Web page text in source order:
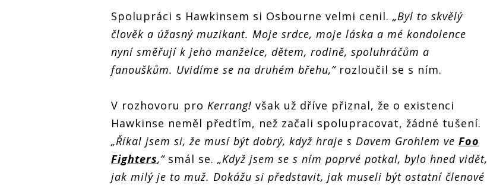
Spolupráci s Hawkinsem si Osbourne velmi cenil. „Byl to skvělý
člověk a úžasný muzikant. Moje srdce, moje láska a mé kondolence
nyní směřují k jeho manželce, dětem, rodině, spoluhráčům a
fanouškům. Uvidíme se na druhém břehu,“rozloučil se s ním.
V rozhovoru pro Kerrang! však už dříve přiznal, že o existenci
Hawkinse neměl předtím, než začali spolupracovat, žádné tušení.
„Říkal jsem si, že musí být dobrý, když hraje s Davem Grohlem ve Foo
Fighters,“smál se. „Když jsem se s ním poprvé potkal, bylo hned vidět,
jak milý je to muž. Dokážu si představit, jak museli být ostatní členové